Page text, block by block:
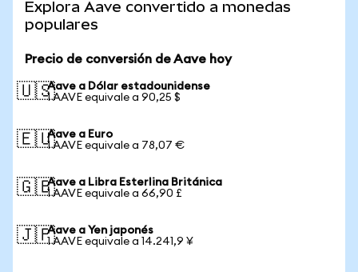
Explora Aave convertido a monedas
populares
Precio de conversión de Aave hoy
🇺🇸Aave a Dólar estadounidense
1 AAVE equivale a 90,25 $
🇪🇺Aave a Euro
1 AAVE equivale a 78,07 €
🇬🇧Aave a Libra Esterlina Británica
1 AAVE equivale a 66,90 £
🇯🇵Aave a Yen japonés
1 AAVE equivale a 14.241,9 ¥